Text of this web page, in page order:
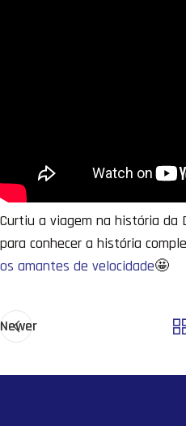
Curtiu a viagem na história da
para conhecer a história
os amantes de velocidade🤩
Newer